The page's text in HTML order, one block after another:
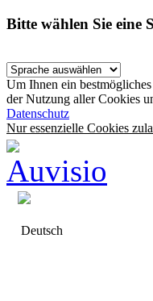
Bitte wählen Sie eine
Um Ihnen ein
der Nutzung aller Cookies
Datenschutz
Nur essenzielle Cookies
Deutsch